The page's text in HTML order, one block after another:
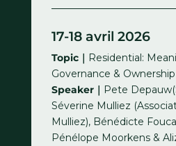
17-18 avril 2026
Topic｜ Residential:
Governance & Ownership
Speaker｜ Pete
Séverine Mulliez
Mulliez), Bénédicte
Pénélope Moorkens &